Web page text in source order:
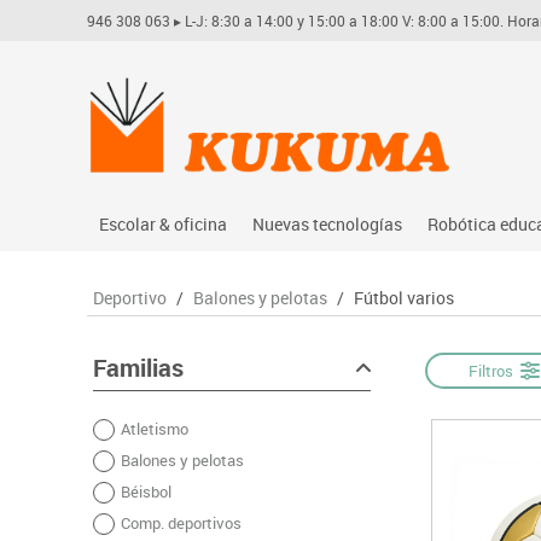
946 308 063 ▸ L-J: 8:30 a 14:00 y 15:00 a 18:00 V: 8:00 a 15:00.
Escolar & oficina
Archivo
Dibujo técnico y artístico
Escritura y corrección
Higiene
Informática
Manualidades
Material escolar
Nuevas tecnologías
Audio
Mobiliario tecnológico
Monitores interactivos
Robótica
Arduino
Lego
Deportivo / Balones y pelotas / Fútbol varios
Familias
Atletismo
Balones y pelotas
Béisbol
Comp. deportivos
Filtros